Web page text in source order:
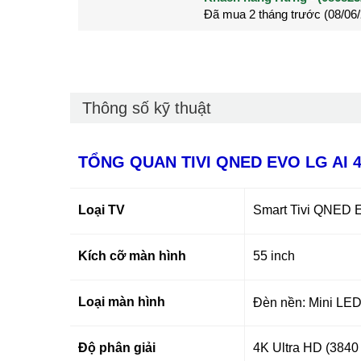
Đã mua 2 tháng trước (28/
Đã mua 3 tháng trước (27/
Thông số kỹ thuật
TỔNG QUAN TIVI QNED EVO LG AI
Loại TV Smart Tivi QNED
Kích cỡ màn hình 55 inch
Loại màn hình Đèn nền: Mini LED
Độ phân giải 4K Ultra HD